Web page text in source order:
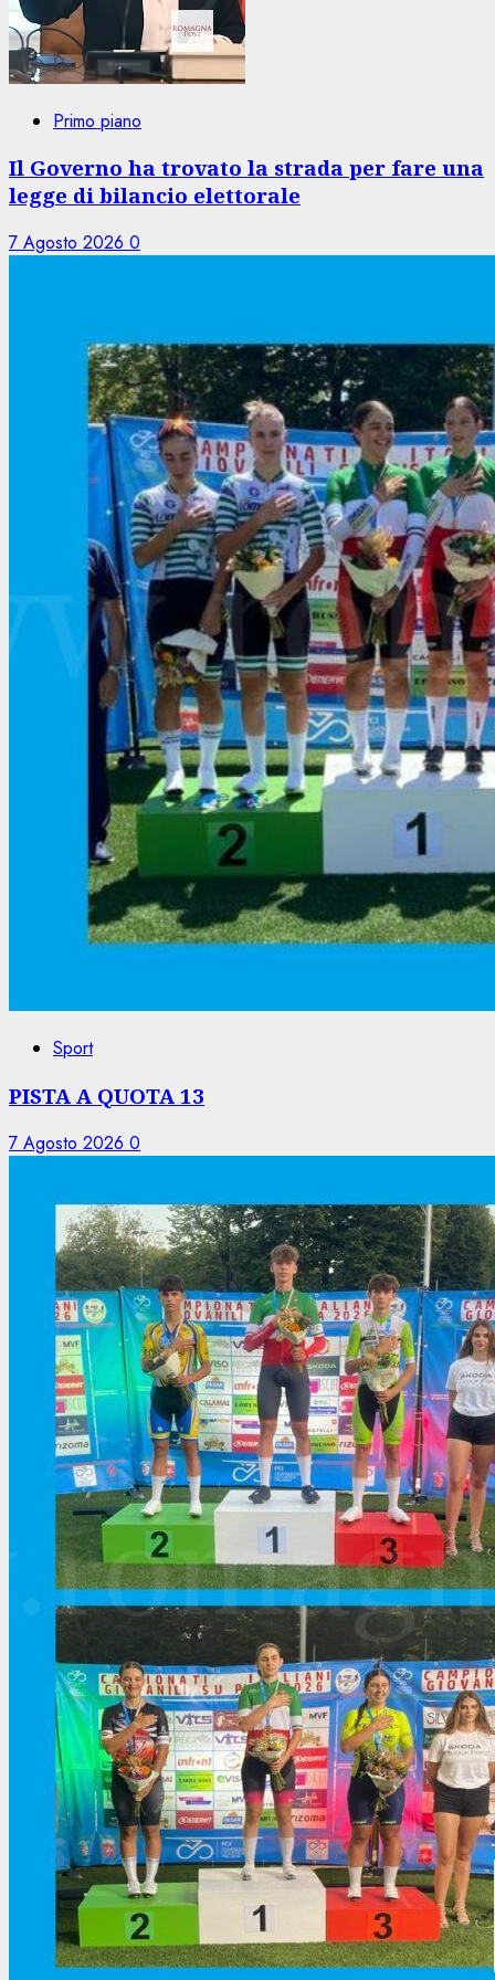
Primo piano
Il Governo ha trovato la strada per fare una
legge di bilancio elettorale
7 Agosto 2026 0
Sport
PISTA A QUOTA 13
7 Agosto 2026 0